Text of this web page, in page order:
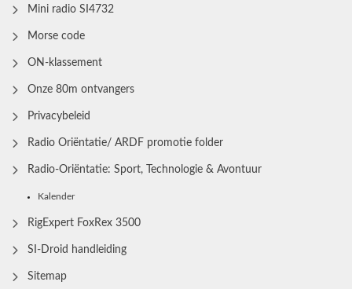
Mini radio SI4732
Morse code
ON-klassement
Onze 80m ontvangers
Privacybeleid
Radio Oriëntatie/ ARDF promotie folder
Radio‑Oriëntatie: Sport, Technologie & Avontuur
Kalender
RigExpert FoxRex 3500
SI-Droid handleiding
Sitemap